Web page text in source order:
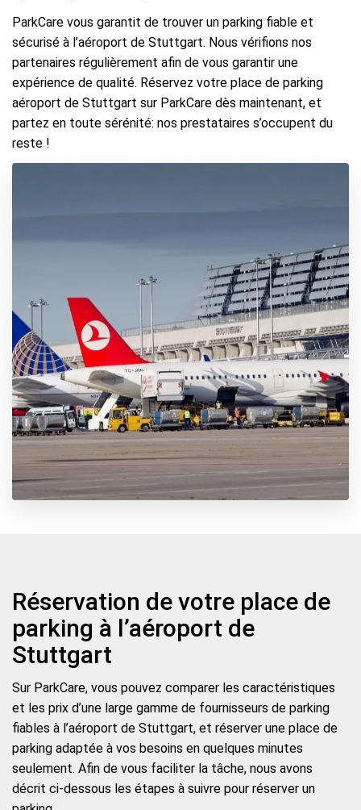
ParkCare vous garantit de trouver un parking fiable et
sécurisé à l’aéroport de Stuttgart. Nous vérifions nos
partenaires régulièrement afin de vous garantir une
expérience de qualité. Réservez votre place de parking
aéroport de Stuttgart sur ParkCare dès maintenant, et
partez en toute sérénité: nos prestataires s’occupent du
reste !
Réservation de votre place de
parking à l’aéroport de
Stuttgart
Sur ParkCare, vous pouvez comparer les caractéristiques
et les prix d’une large gamme de fournisseurs de parking
fiables à l’aéroport de Stuttgart, et réserver une place de
parking adaptée à vos besoins en quelques minutes
seulement. Afin de vous faciliter la tâche, nous avons
décrit ci-dessous les étapes à suivre pour réserver un